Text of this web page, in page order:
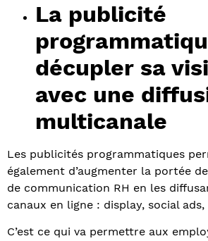
La publicité
décupler sa
avec une
multicanale
Les publicités programmatiques
également d’augmenter la portée
de communication RH en les
canaux en ligne : display, social
C’est ce qui va permettre aux